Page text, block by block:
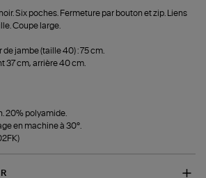
Six poches. Fermeture par bouton et zip. Liens
Coupe large.
de jambe (taille 40) : 75 cm.
37 cm, arrière 40 cm.
20% polyamide.
en machine à 30°.